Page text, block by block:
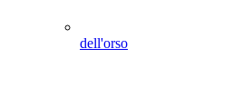
dell'orso